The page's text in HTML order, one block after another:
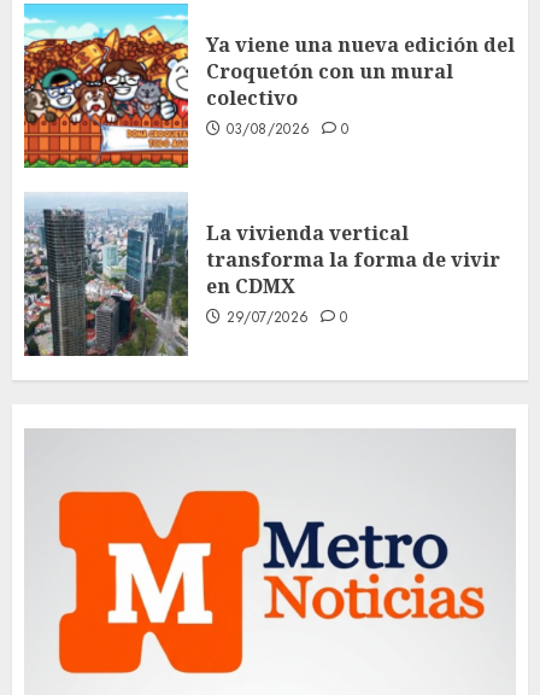
Ya viene una nueva edición del
Croquetón con un mural
colectivo
03/08/2026 0
La vivienda vertical
transforma la forma de vivir
en CDMX
29/07/2026 0